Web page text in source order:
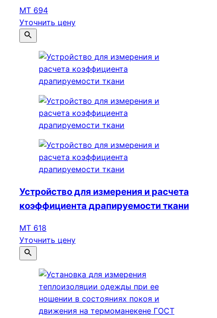
МТ 694
Уточнить цену
Устройство для измерения и расчета
коэффициента драпируемости ткани
МТ 618
Уточнить цену